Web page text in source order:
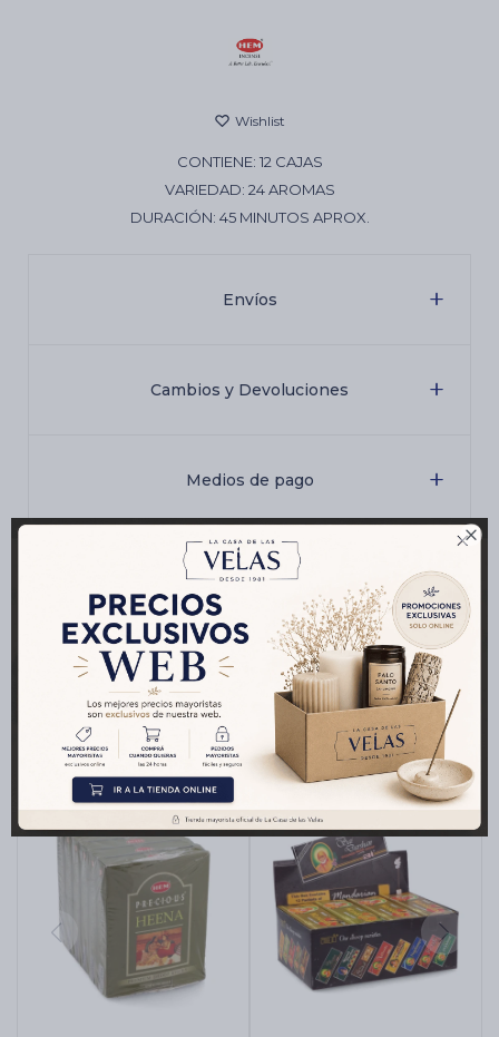

CONTIENE: 12 CAJAS
VARIEDAD: 24 AROMAS
DURACIÓN: 45 MINUTOS APROX.
Envíos
Cambios y Devoluciones
Medios de pago
Características
Productos que te pueden interesar